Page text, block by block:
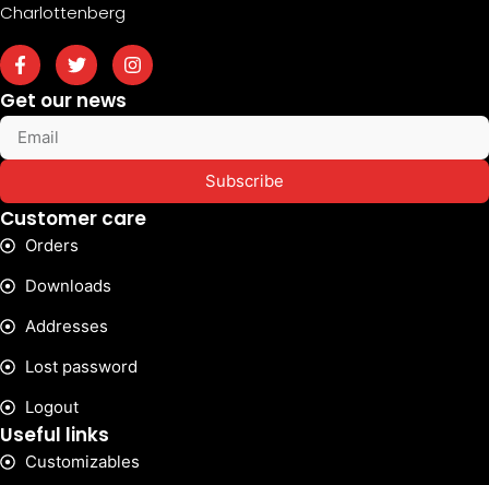
Charlottenberg
Get our news
Subscribe
Customer care
Orders
Downloads
Addresses
Lost password
Logout
Useful links
Customizables